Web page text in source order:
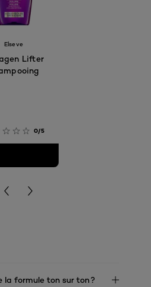
Elseve
Lifter
0/5
formule ton sur ton ?